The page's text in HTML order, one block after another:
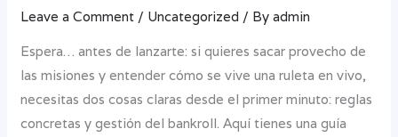
Leave a Comment / Uncategorized / Byadmin
Espera… antes de lanzarte: si quieres sacar provecho de
las misiones y entender cómo se vive una ruleta en vivo,
necesitas dos cosas claras desde el primer minuto: reglas
concretas y gestión del bankroll. Aquí tienes una guía